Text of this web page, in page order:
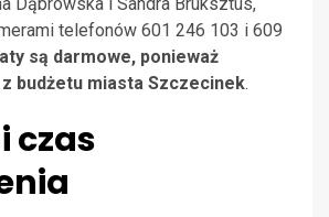
telefonów 601 246 103 i 609
są darmowe, ponieważ
budżetu miasta Szczecinek.
czas